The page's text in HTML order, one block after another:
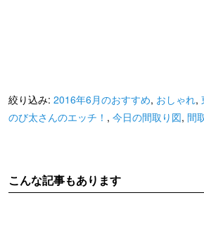
絞り込み: 2016年6月のおすすめ, おしゃれ,
のび太さんのエッチ！ , 今日の間取り図, 間
こんな記事もあります